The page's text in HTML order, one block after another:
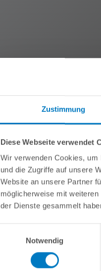
Zustimmung
Diese Webseite verwendet
Wir verwenden Cookies,
und die Zugriffe auf unsere
Website an unsere Partner
möglicherweise mit
der Dienste gesammelt
Notwendig